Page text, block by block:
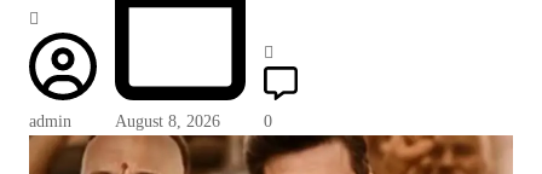
admin August 8, 2026 0